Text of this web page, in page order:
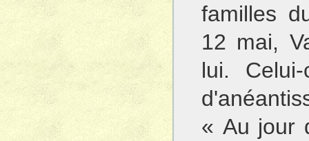
familles
12 mai,
lui.
« Au jour